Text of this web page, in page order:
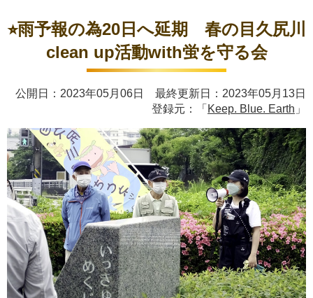
⭐︎雨予報の為20日へ延期 春の目久尻川
clean up活動with蛍を守る会
公開日：2023年05月06日 最終更新日：2023年05月13日
登録元：「 Keep. Blue. Earth 」